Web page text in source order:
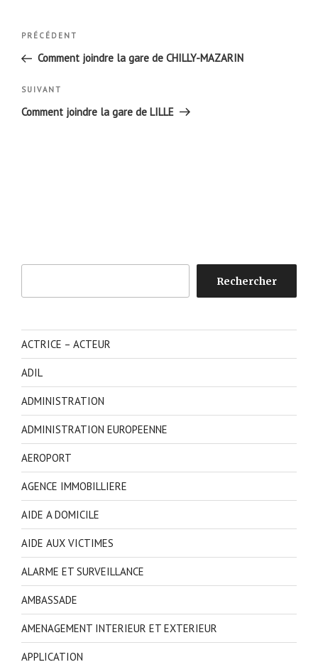
Navigation
l’article
Article
précédent
PRÉCÉDENT
Comment joindre la gare de CHILLY-MAZARIN
Article
suivant
SUIVANT
Comment joindre la gare de LILLE
Rechercher
ACTRICE – ACTEUR
ADIL
ADMINISTRATION
ADMINISTRATION EUROPEENNE
AEROPORT
AGENCE IMMOBILLIERE
AIDE A DOMICILE
AIDE AUX VICTIMES
ALARME ET SURVEILLANCE
AMBASSADE
AMENAGEMENT INTERIEUR ET EXTERIEUR
APPLICATION